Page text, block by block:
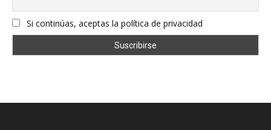
Si continúas, aceptas la política de privacidad